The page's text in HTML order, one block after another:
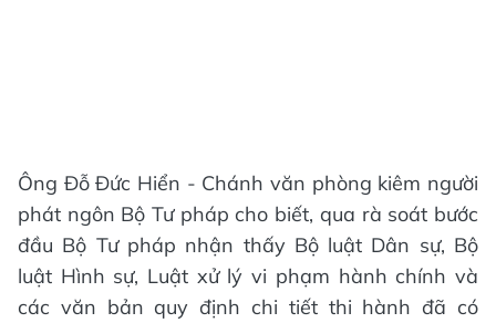
Ông Đỗ Đức Hiển - Chánh văn phòng kiêm người
phát ngôn Bộ Tư pháp cho biết, qua rà soát bước
đầu Bộ Tư pháp nhận thấy Bộ luật Dân sự, Bộ
luật Hình sự, Luật xử lý vi phạm hành chính và
các văn bản quy định chi tiết thi hành đã có